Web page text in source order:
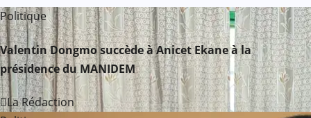
a
t
i
o
Politique
Valentin Dongmo succède à Anicet Ekane à la
présidence du MANIDEM
La Rédaction